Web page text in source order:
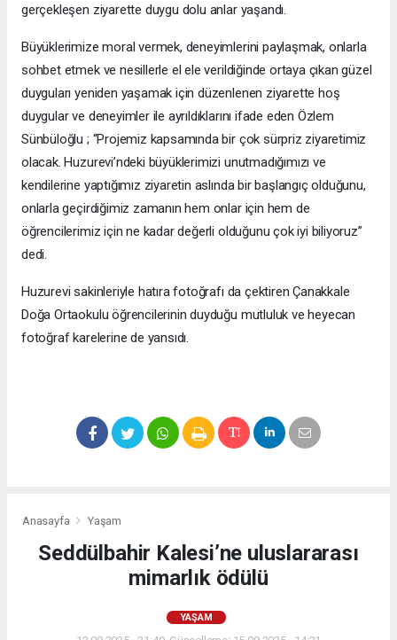
gerçekleşen ziyarette duygu dolu anlar yaşandı.
Büyüklerimize moral vermek, deneyimlerini paylaşmak, onlarla
sohbet etmek ve nesillerle el ele verildiğinde ortaya çıkan güzel
duyguları yeniden yaşamak için düzenlenen ziyarette hoş
duygular ve deneyimler ile ayrıldıklarını ifade eden Özlem
Sünbüloğlu ; “Projemiz kapsamında bir çok sürpriz ziyaretimiz
olacak. Huzurevi’ndeki büyüklerimizi unutmadığımızı ve
kendilerine yaptığımız ziyaretin aslında bir başlangıç olduğunu,
onlarla geçirdiğimiz zamanın hem onlar için hem de
öğrencilerimiz için ne kadar değerli olduğunu çok iyi biliyoruz”
dedi.
Huzurevi sakinleriyle hatıra fotoğrafı da çektiren Çanakkale
Doğa Ortaokulu öğrencilerinin duyduğu mutluluk ve heyecan
fotoğraf karelerine de yansıdı.
Anasayfa Yaşam
Seddülbahir Kalesi’ne uluslararası
mimarlık ödülü
YAŞAM